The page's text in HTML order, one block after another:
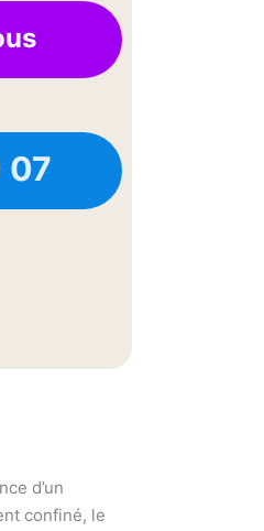
07
d’un
confiné, le